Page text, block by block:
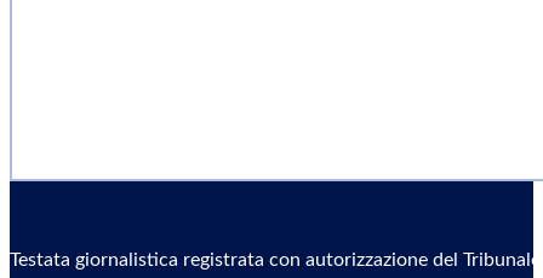
Testata giornalistica registrata con autorizzazione del